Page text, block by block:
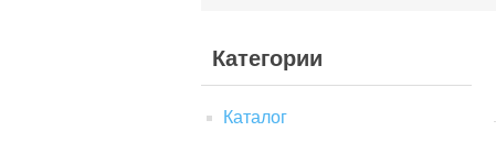
Категории
Каталог